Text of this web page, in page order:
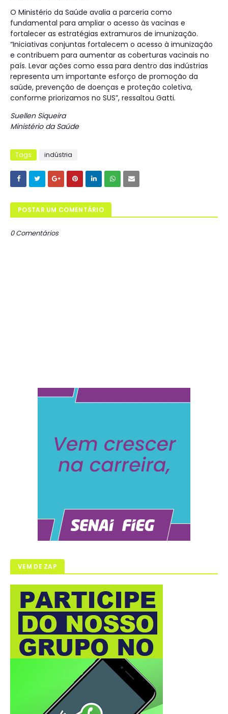
O Ministério da Saúde avalia a parceria como
fundamental para ampliar o acesso às vacinas e
fortalecer as estratégias extramuros de imunização.
“Iniciativas conjuntas fortalecem o acesso à imunização
e contribuem para aumentar as coberturas vacinais no
país. Levar ações como essa para dentro das indústrias
representa um importante esforço de promoção da
saúde, prevenção de doenças e proteção coletiva,
conforme priorizamos no SUS”, ressaltou Gatti.
Suellen Siqueira
Ministério da Saúde
Tags indústria
POSTAR UM COMENTÁRIO
0 Comentários
VEM DE ZAP